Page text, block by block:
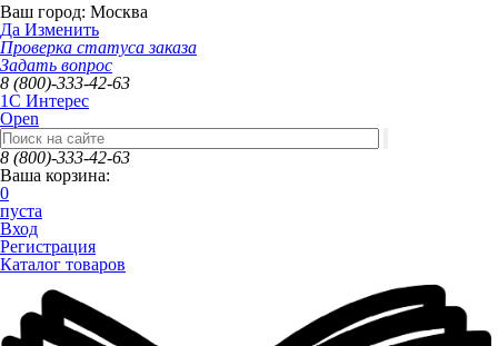
Ваш город: Москва
Да Изменить
Проверка статуса заказа
Задать вопрос
8 (800)-333-42-63
1C Интерес
Open
8 (800)-333-42-63
Ваша корзина:
0
пуста
Вход
Регистрация
Каталог товаров